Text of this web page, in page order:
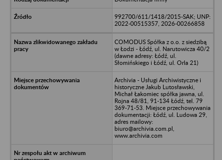
992700/611/1418/2015-SAK; UNP:
2022-00515357, 2026-00266858
COMODUS Spółka z o.o. z siedzibą
w Łodzi - Łódź, ul. Narutowicza 40/2
(dawne adresy: Łódź, ul.
Słomińskiego i Łódź, ul. Orla 21)
Archivia - Usługi Archiwistyczne i
historyczne Jakub Lutosławski,
Michał Łakomiec spółka jawna, ul.
Rojna 48/81, 91-134 Łódź, tel. 79
369-71-53. Miejsce przechowywania
dokumentacji: Łódź, ul. Ludowa 29,
adres mailowy:
biuro@archivia.com.pl,
www.archivia.com